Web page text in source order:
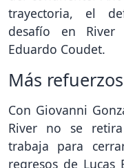
trayectoria, el
desafío en
Eduardo Coudet.
Más
Con Giovanni
River no se
trabaja para
regresos de Lucas